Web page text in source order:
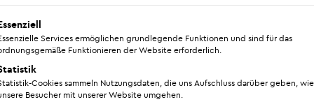
Dr. med. Philipp Braun
Experten und Fachärzte für Plastische,
eine Liste der Service-Gruppen, für die eine Einwilligung
Services ermöglichen grundlegende Funktionen und sind für das
Funktionieren der Website erforderlich.
Cookies sammeln Nutzungsdaten, die uns Aufschluss darüber geben, wie
Besucher mit unserer Website umgehen.